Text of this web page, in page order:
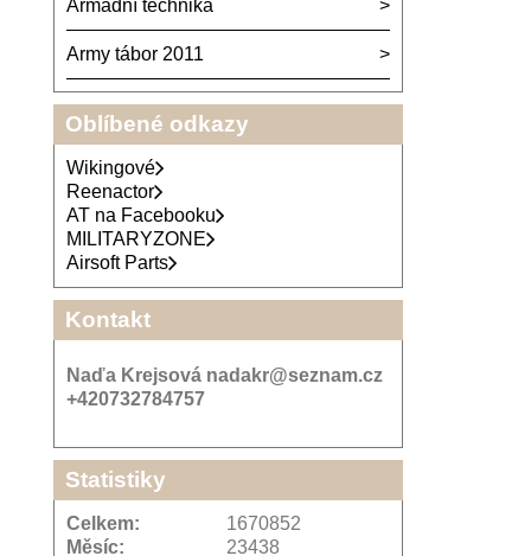
Armádní technika
Army tábor 2011
Oblíbené odkazy
Wikingové
Reenactor
AT na Facebooku
MILITARYZONE
Airsoft Parts
Kontakt
Naďa Krejsová nadakr@seznam.cz
+420732784757
Statistiky
Celkem:
1670852
Měsíc:
23438